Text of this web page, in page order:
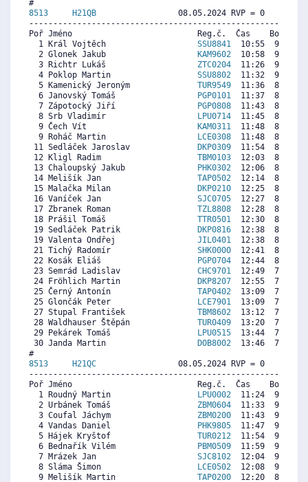
8513
H21QB
08.05.2024 RVP = 0     IP
Poř Jméno                          Reg.č.  Čas    Body
  1 Král Vojtěch
SSU8841
10:55  9565
  2 Glonek Jakub
KAM9602
10:58  9523
  3 Richtr Lukáš
ZTC0204
11:26  9127
  4 Poklop Martin
SSU8802
11:32  9043
  5 Kamenický Jeroným
TUR9549
11:36  8986
  6 Janovský Tomáš
PGP0101
11:37  8972
  7 Zápotocký Jiří
PGP0808
11:43  8887
  8 Srb Vladimír
LPU0714
11:45  8859
  9 Čech Vít
KAM0311
11:48  8817
  9 Roháč Martin
LCE0308
11:48  8817
11 Sedláček Jaroslav
DKP0309
11:54  8732
12 Kligl Radim TBM0103
12:03  8605
13 Chaloupský Jakub
PHK0302
12:06  8563
14 Melišík Jan TAP0502
12:14  8450
15 Malačka Milan
DKP0210
12:25  8295
16 Vaníček Jan SJC0705
12:27  8266
17 Zbranek Roman TZL8808
12:28  8252
18 Prášil Tomáš TTR0501
12:30  8224
19 Sedláček Patrik
DKP0816
12:38  8111
19 Valenta Ondřej JIL0401
12:38  8111
21 Tichý Radomír SHK0000
12:41  8069
22 Kosák Eliáš
PGP0704
12:44  8026
23 Semrád Ladislav CHC9701
12:49  7956
24 Fröhlich Martin
DKP8207
12:55  7871
25 Černý Antonín TAP0402
13:09  7674
25 Glončák Peter
LCE7901
13:09  7674
27 Stupal František TBM8602
13:12  7631
28 Waldhauser Štěpán TUR0409
13:20  7518
29 Pekárek Tomáš
LPU0515
13:44  7180
30 Janda Martin
DOB8002
13:46  7151
8513
H21QC
08.05.2024 RVP = 0     IP
Poř Jméno                          Reg.č.  Čas    Body
  1 Roudný Martin
LPU0002
11:24  9630
  2 Urbánek Tomáš
ZBM0604
11:33  9507
  3 Coufal Jáchym
ZBM0200
11:43  9369
  4 Vandas Daniel
PHK9805
11:47  9315
  5 Hájek Kryštof
TUR0212
11:54  9219
  6 Bednařík Vilém
PBM0509
11:59  9150
  7 Mrázek Jan
SJC8102
12:04  9082
  8 Sláma Šimon
LCE0502
12:08  9027
  9 Melišík Martin
TAP0200
12:20  8862